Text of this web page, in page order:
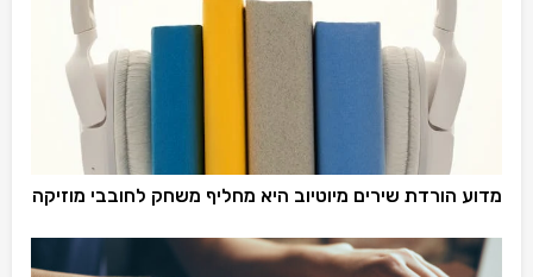
מדוע הורדת שירים מיוטיוב היא מחליף משחק לחובבי מוזיקה